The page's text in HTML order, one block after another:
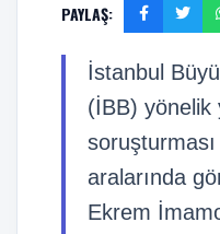
PAYLAŞ:
İstanbul
(İBB) yönelik
aralarında
Ekrem